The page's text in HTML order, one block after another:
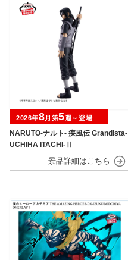
NARUTO-ナルト- 疾風伝 Grandista-
UCHIHA ITACHI-Ⅱ
2026年8月第5週～登場